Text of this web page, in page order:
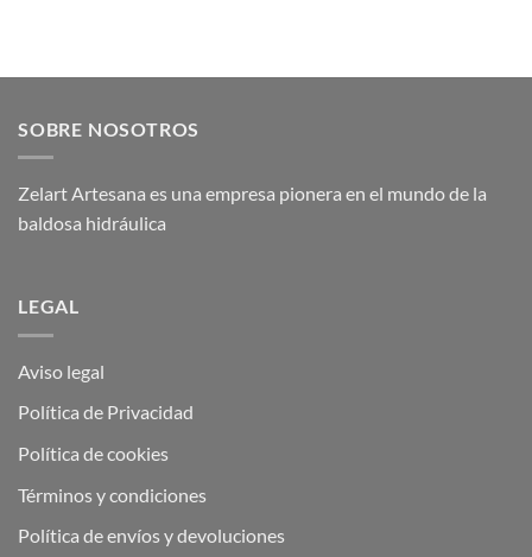
SOBRE NOSOTROS
Zelart Artesana es una empresa pionera en el mundo de la
baldosa hidráulica
LEGAL
Aviso legal
Política de Privacidad
Política de cookies
Términos y condiciones
Política de envíos y devoluciones